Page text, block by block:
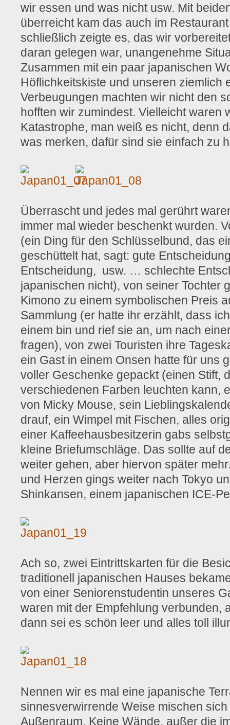
wir essen und was nicht usw. Mit
überreicht kam das auch im
schließlich zeigte es, das wir
daran gelegen war, unangenehme
Zusammen mit ein paar japanischen
Höflichkeitskiste und unseren ziemlich
Verbeugungen machten wir nicht den
hofften wir zumindest. Vielleicht waren
Katastrophe, man weiß es nicht, denn
was merken, dafür sind sie einfach zu
Überrascht und jedes mal gerührt
immer mal wieder beschenkt wurden.
(ein Ding für den Schlüsselbund, das
geschüttelt hat, sagt: gute
Entscheidung, usw. … schlechte
japanischen nicht), von seiner Tochter
Kimono zu einem symbolischen Preis
Sammlung (er hatte ihr erzählt, dass
einem bin und rief sie an, um nach
fragen), von zwei Touristen ihre
ein Gast in einem Onsen hatte für uns
voller Geschenke gepackt (einen Stift,
verschiedenen Farben leuchten kann,
von Micky Mouse, sein
drauf, ein Wimpel mit Fischen, alles
einer Kaffeehausbesitzerin gabs
kleine Briefumschläge. Das sollte auf
weiter gehen, aber hiervon später
und Herzen gings weiter nach Tokyo
Shinkansen, einem japanischen ICE-
Ach so, zwei Eintrittskarten für die
traditionell japanischen Hauses
von einer Seniorenstudentin unseres
waren mit der Empfehlung verbunden,
dann sei es schön leer und alles toll
Nennen wir es mal eine japanische
sinnesverwirrende Weise mischen
Außenraum. Keine Wände, außer die